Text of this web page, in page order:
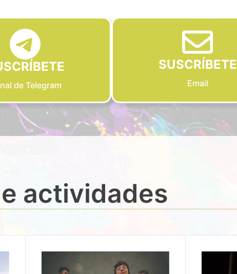
de Telegram
SUSCRÍBETE
Email
actividades